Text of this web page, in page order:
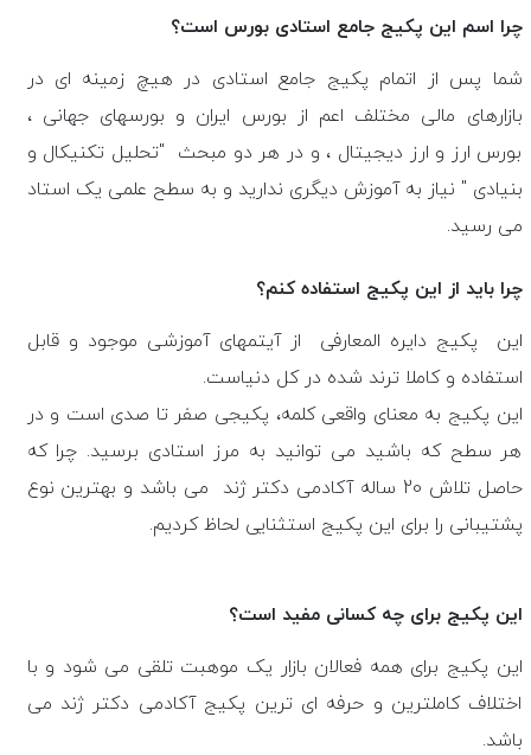
چرا اسم این پکیج جامع استادی بورس است؟
شما پس از اتمام پکیج جامع استادی در هیچ زمینه ای در
بازارهای مالی مختلف اعم از بورس ایران و بورسهای جهانی ،
بورس ارز و ارز دیجیتال ، و در هر دو مبحث "تحلیل تکنیکال و
بنیادی " نیاز به آموزش دیگری ندارید و به سطح علمی یک استاد
می رسید.
چرا باید از این پکیج استفاده کنم؟
این پکیج دایره المعارفی از آیتمهای آموزشی موجود و قابل
استفاده و کاملا ترند شده در کل دنیاست.
این پکیج به معنای واقعی کلمه، پکیجی صفر تا صدی است و در
هر سطح که باشید می توانید به مرز استادی برسید. چرا که
حاصل تلاش 20 ساله آکادمی دکتر ژند می باشد و بهترین نوع
پشتیبانی را برای این پکیج استثنایی لحاظ کردیم.
این پکیج برای چه کسانی مفید است؟
این پکیج برای همه فعالان بازار یک موهبت تلقی می شود و با
اختلاف کاملترین و حرفه ای ترین پکیج آکادمی دکتر ژند می
باشد.